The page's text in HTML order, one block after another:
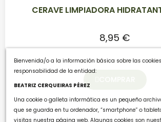
CERAVE LIMPIADORA
8,95 €
Bienvenida/o a la información básica sobre las
responsabilidad de la entidad:
BEATRIZ CERQUEIRAS PÉREZ
Una cookie o galleta informática es un pequeño
que se guarda en tu ordenador, “smartphone” o
visitas nuestra página web. Algunas cookies son